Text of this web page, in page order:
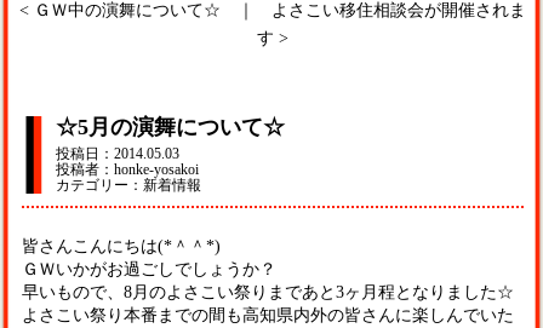
<ＧＷ中の演舞について☆
よさこい移住相談会が開催されま
す >
☆5月の演舞について☆
投稿日：2014.05.03
投稿者：honke-yosakoi
カテゴリー：新着情報
皆さんこんにちは(*＾＾*)
ＧＷいかがお過ごしでしょうか？
早いもので、8月のよさこい祭りまであと3ヶ月程となりました☆
よさこい祭り本番までの間も高知県内外の皆さんに楽しんでいた